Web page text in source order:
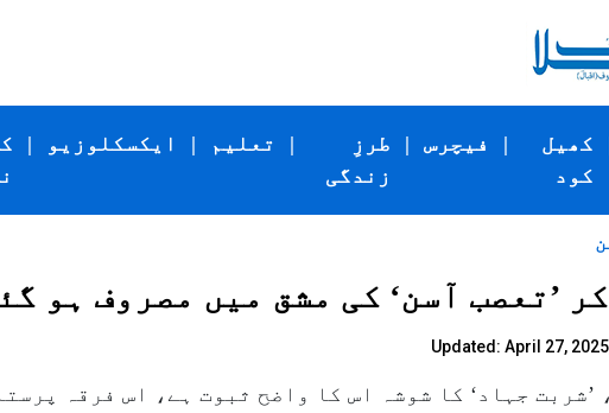
| ایکسکلوزیو | تعلیم |
طرزِ
زندگی
| فیچرس |
کھیل
کود
’تعصب آسن‘ کی مشق میں مصروف ہو
Updated: April 27,
’شربت جہاد‘ کا شوشہ اس کا واضح ثبوت ہے، اس فرقہ